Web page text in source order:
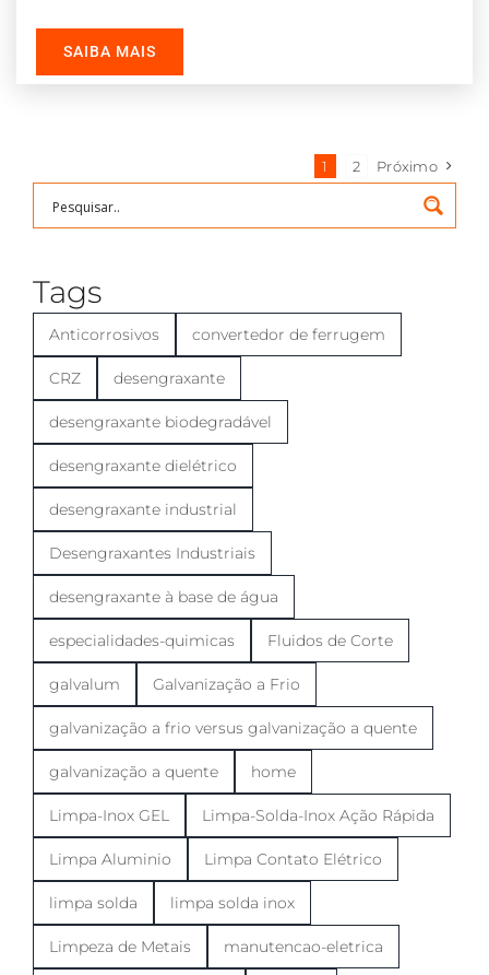
SAIBA MAIS
1 2 Próximo
Tags
Anticorrosivos convertedor de ferrugem
CRZ desengraxante
desengraxante biodegradável
desengraxante dielétrico
desengraxante industrial
Desengraxantes Industriais
desengraxante à base de água
especialidades-quimicas Fluidos de Corte
galvalum Galvanização a Frio
galvanização a frio versus galvanização a quente
galvanização a quente home
Limpa-Inox GEL Limpa-Solda-Inox Ação Rápida
Limpa Aluminio Limpa Contato Elétrico
limpa solda limpa solda inox
Limpeza de Metais manutencao-eletrica